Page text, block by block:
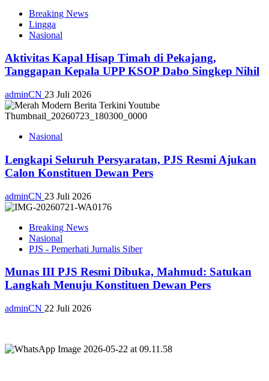
Breaking News
Lingga
Nasional
Aktivitas Kapal Hisap Timah di Pekajang,
Tanggapan Kepala UPP KSOP Dabo Singkep Nihil
adminCN 23 Juli 2026
Nasional
Lengkapi Seluruh Persyaratan, PJS Resmi Ajukan
Calon Konstituen Dewan Pers
adminCN 23 Juli 2026
Breaking News
Nasional
PJS - Pemerhati Jurnalis Siber
Munas III PJS Resmi Dibuka, Mahmud: Satukan
Langkah Menuju Konstituen Dewan Pers
adminCN 22 Juli 2026